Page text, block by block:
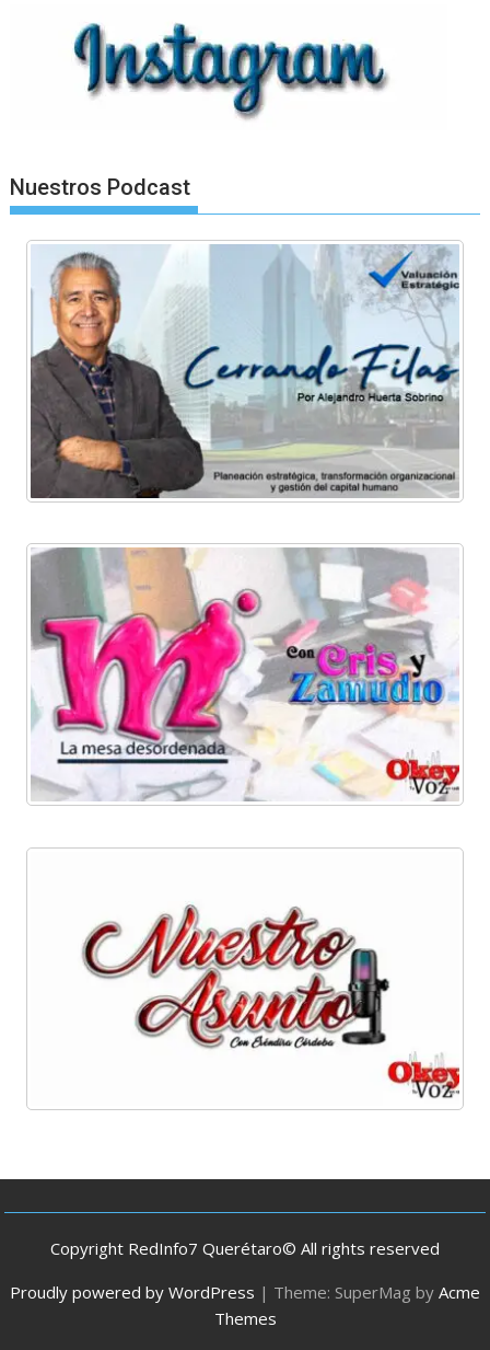
Nuestros Podcast
Copyright RedInfo7 Querétaro© All rights reserved
Proudly powered by WordPress | Theme: SuperMag by Acme
Themes